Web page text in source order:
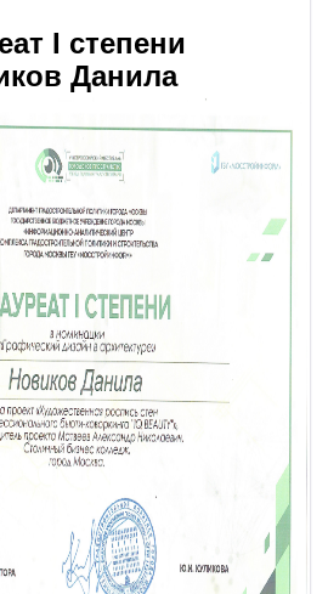
I степени
Данила